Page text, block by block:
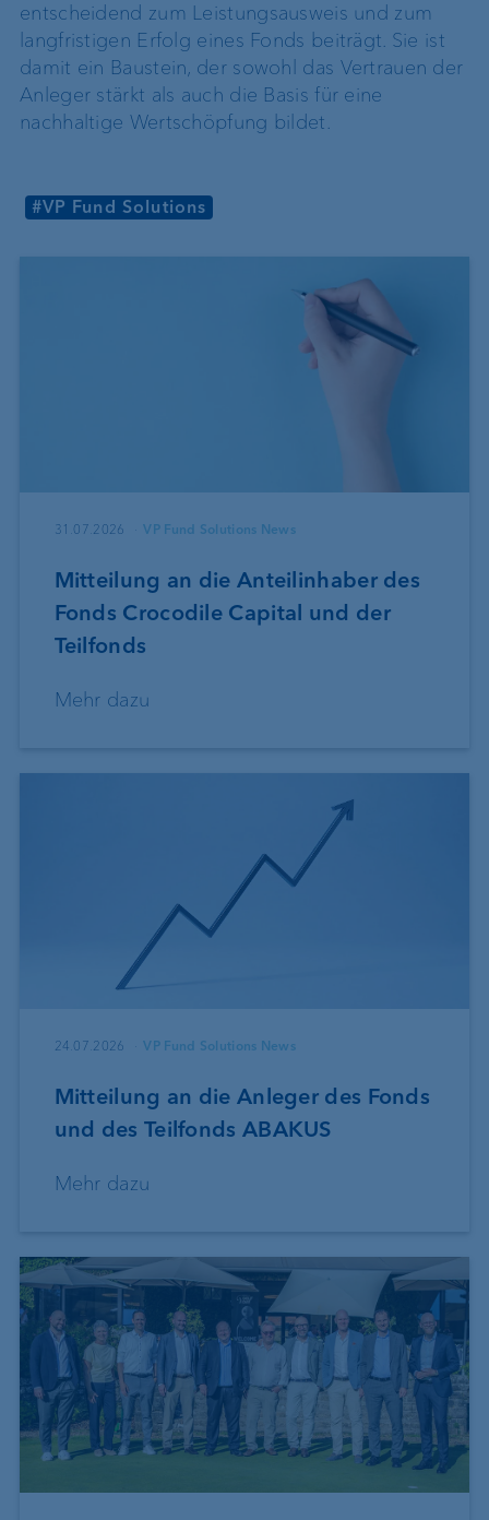
entscheidend zum Leistungsausweis und zum
langfristigen Erfolg eines Fonds beiträgt. Sie ist
damit ein Baustein, der sowohl das Vertrauen der
Anleger stärkt als auch die Basis für eine
nachhaltige Wertschöpfung bildet.
#VP Fund Solutions
31.07.2026 VP Fund Solutions News
Mitteilung an die Anteilinhaber des
Fonds Crocodile Capital und der
Teilfonds
Mehr dazu
24.07.2026 VP Fund Solutions News
Mitteilung an die Anleger des Fonds
und des Teilfonds ABAKUS
Mehr dazu